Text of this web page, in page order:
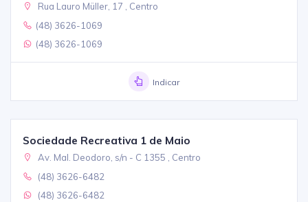
Rua Lauro Müller, 17 , Centro
(48) 3626-1069
(48) 3626-1069
Indicar
Sociedade Recreativa 1 de Maio
Av. Mal. Deodoro, s/n - C 1355 , Centro
(48) 3626-6482
(48) 3626-6482